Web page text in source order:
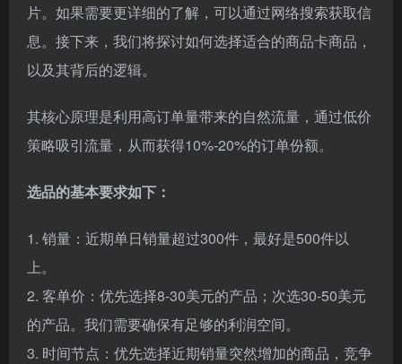
片。如果需要更详细的了解，可以通过网络搜索获取信
息。接下来，我们将探讨如何选择适合的商品卡商品，
以及其背后的逻辑。
其核心原理是利用高订单量带来的自然流量，通过低价
策略吸引流量，从而获得10%-20%的订单份额。
选品的基本要求如下：
1. 销量：近期单日销量超过300件，最好是500件以
上。
2. 客单价：优先选择8-30美元的产品；次选30-50美元
的产品。我们需要确保有足够的利润空间。
3. 时间节点：优先选择近期销量突然增加的商品，竞争